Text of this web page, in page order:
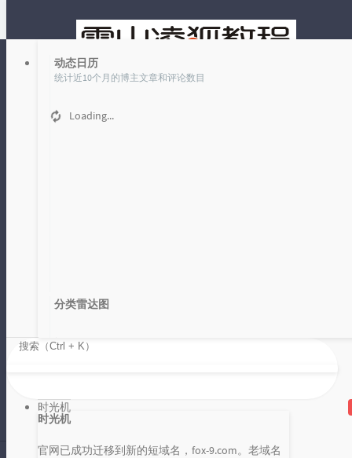
动态日历
统计近10个月的博主文章和评论数目
Loading...
分类雷达图
Loading...
时光机
时光机
官网已成功迁移到新的短域名，fox-9.com。老域名